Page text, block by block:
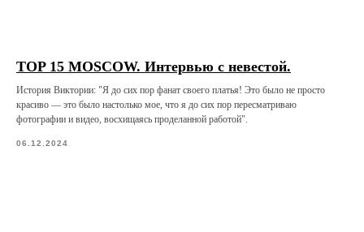
TOP 15 MOSCOW. Интервью с невестой.
История Виктории: "Я до сих пор фанат своего платья! Это было не просто
красиво — это было настолько мое, что я до сих пор пересматриваю
фотографии и видео, восхищаясь проделанной работой".
06.12.2024